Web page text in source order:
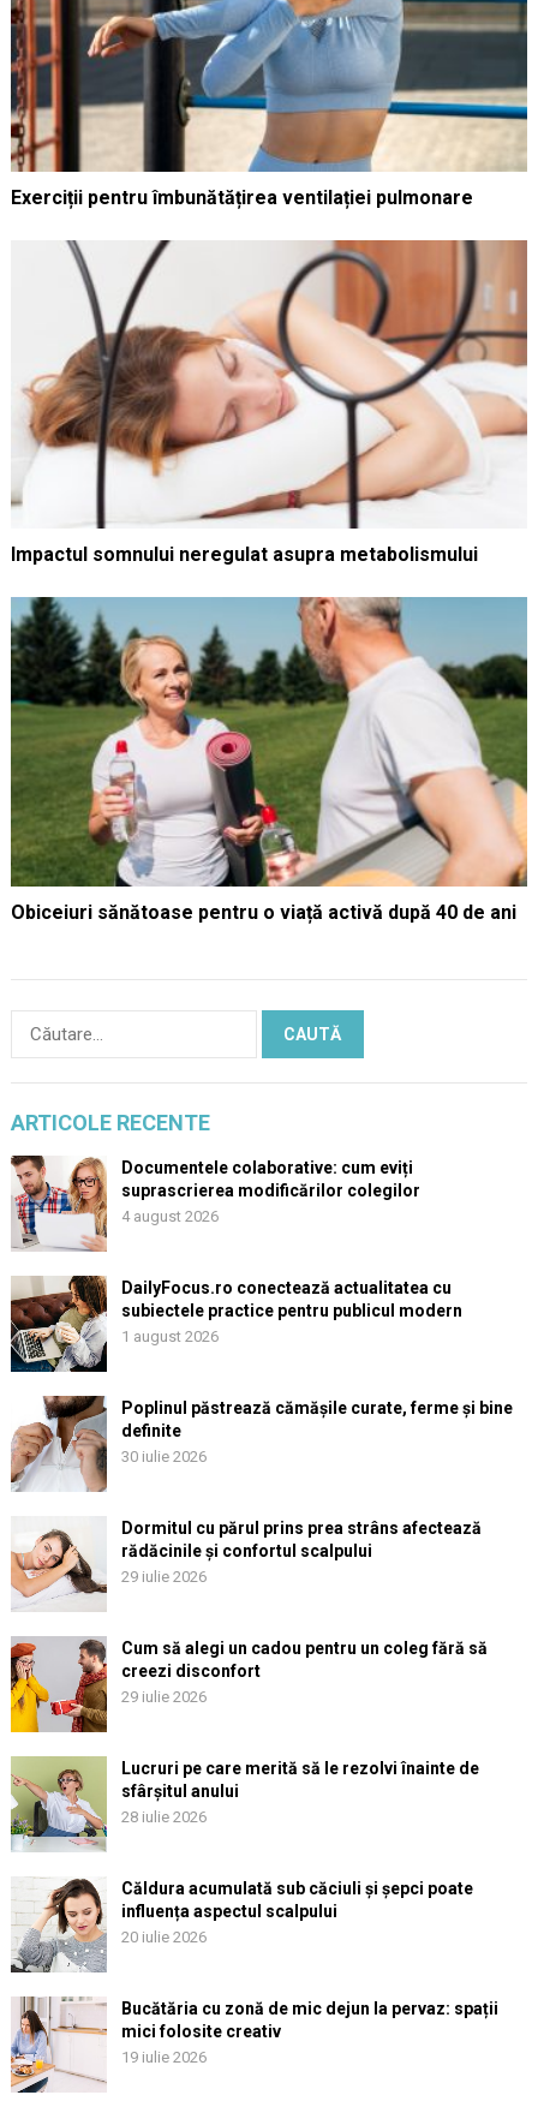
Exerciții pentru îmbunătățirea ventilației pulmonare
Impactul somnului neregulat asupra metabolismului
Obiceiuri sănătoase pentru o viață activă după 40 de ani
Caută
ARTICOLE RECENTE
Documentele colaborative: cum eviți
suprascrierea modificărilor colegilor
4 august 2026
DailyFocus.ro conectează actualitatea cu
subiectele practice pentru publicul modern
1 august 2026
Poplinul păstrează cămășile curate, ferme și bine
definite
30 iulie 2026
Dormitul cu părul prins prea strâns afectează
rădăcinile și confortul scalpului
29 iulie 2026
Cum să alegi un cadou pentru un coleg fără să
creezi disconfort
29 iulie 2026
Lucruri pe care merită să le rezolvi înainte de
sfârșitul anului
28 iulie 2026
Căldura acumulată sub căciuli și șepci poate
influența aspectul scalpului
20 iulie 2026
Bucătăria cu zonă de mic dejun la pervaz: spații
mici folosite creativ
19 iulie 2026